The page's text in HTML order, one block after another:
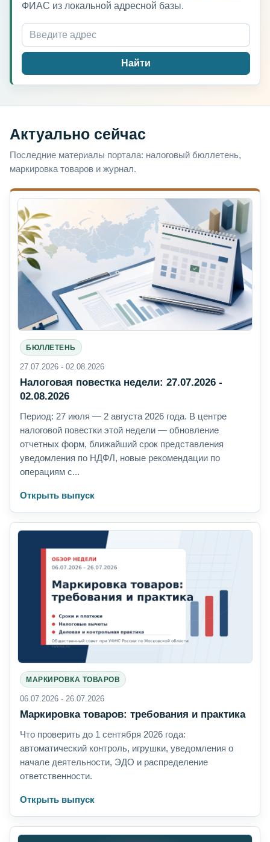
ФИАС из локальной адресной базы.
Найти
Актуально сейчас
Последние материалы портала: налоговый бюллетень,
маркировка товаров и журнал.
БЮЛЛЕТЕНЬ
27.07.2026 - 02.08.2026
Налоговая повестка недели: 27.07.2026 -
02.08.2026
Период: 27 июля — 2 августа 2026 года. В центре
налоговой повестки этой недели — обновление
отчетных форм, ближайший срок представления
уведомления по НДФЛ, новые рекомендации по
операциям с...
Открыть выпуск
МАРКИРОВКА ТОВАРОВ
06.07.2026 - 26.07.2026
Маркировка товаров: требования и практика
Что проверить до 1 сентября 2026 года:
автоматический контроль, игрушки, уведомления о
начале деятельности, ЭДО и распределение
ответственности.
Открыть выпуск